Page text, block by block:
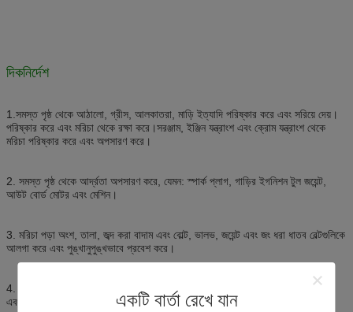
একটি বার্তা রেখে যান
দিকনির্দেশ
1. সমস্ত পৃষ্ঠ থেকে আঠালো, গ্রীস, আলকাতরা, মাড়ি ইত্যাদি পরিষ্কার করে এবং সরিয়ে দেয়।
পরিষ্কার করে এবং মরিচা থেকে রক্ষা করে।সরঞ্জাম, ইঞ্জিন যন্ত্রাংশ এবং ক্রোম যন্ত্রাংশ থেকে
মরিচা পরিষ্কার করে এবং অপসারণ করে।
2. সমস্ত পৃষ্ঠ থেকে আর্দ্রতা অপসারণ করে, যেমন: স্পার্ক প্লাগ, গাড়ির ইগনিশন টুল জয়েন্ট,
আউট বোর্ড মোটর এবং মেশিন।
3. মরিচা পড়া অংশ, তালা, জব্দ করা বাদাম এবং বোল্ট, ভালভ, জয়েন্ট এবং জং ধরা ধাতব বেল্টগুলিকে
আলগা করে এবং পুঙ্খানুপুঙ্খভাবে প্রবেশ করে।
4. কব্জা, দরজা, জানালা, স্প্রিংস, পুলি, চেইন, ক্লাচ এবং অন্যান্য চলমান অংশগুলি ভেদ করে
এবং লুব্রিকেট করে, এইভাবে শোরগোল বন্ধ করে।